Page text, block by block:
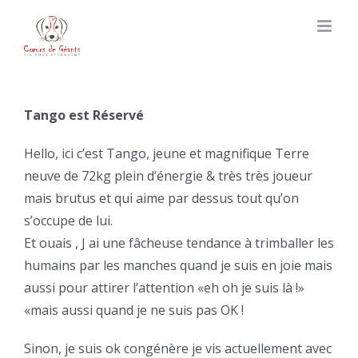
content
Tango est Réservé
Hello, ici c’est Tango, jeune et magnifique Terre
neuve de 72kg plein d’énergie & très très joueur
mais brutus et qui aime par dessus tout qu’on
s’occupe de lui.
Et ouais , J ai une fâcheuse tendance à trimballer les
humains par les manches quand je suis en joie mais
aussi pour attirer l’attention «eh oh je suis là !»
«mais aussi quand je ne suis pas OK !
Sinon, je suis ok congénère je vis actuellement avec